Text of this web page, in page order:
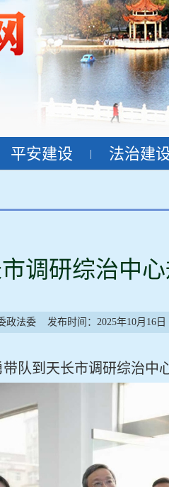
平安建设 法治建
调研综治中
政法委 发布时间：2025年10月16日
队到天长市调研综治中